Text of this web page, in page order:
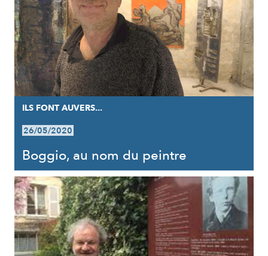
ILS FONT AUVERS...
26/05/2020
Boggio, au nom du peintre